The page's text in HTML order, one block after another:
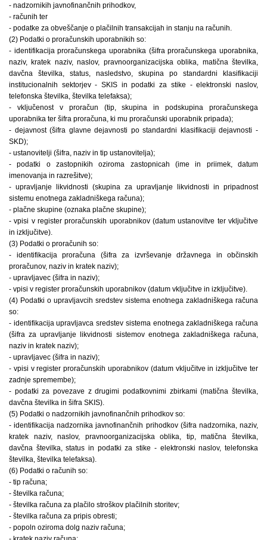
- nadzornikih javnofinančnih prihodkov,
- računih ter
- podatke za obveščanje o plačilnih transakcijah in stanju na računih.
(2) Podatki o proračunskih uporabnikih so:
- identifikacija proračunskega uporabnika (šifra proračunskega uporabnika,
naziv, kratek naziv, naslov, pravnoorganizacijska oblika, matična številka,
davčna številka, status, nasledstvo, skupina po standardni klasifikaciji
institucionalnih sektorjev - SKIS in podatki za stike - elektronski naslov,
telefonska številka, številka telefaksa);
- vključenost v proračun (tip, skupina in podskupina proračunskega
uporabnika ter šifra proračuna, ki mu proračunski uporabnik pripada);
- dejavnost (šifra glavne dejavnosti po standardni klasifikaciji dejavnosti -
SKD);
- ustanovitelji (šifra, naziv in tip ustanovitelja);
- podatki o zastopnikih oziroma zastopnicah (ime in priimek, datum
imenovanja in razrešitve);
- upravljanje likvidnosti (skupina za upravljanje likvidnosti in pripadnost
sistemu enotnega zakladniškega računa);
- plačne skupine (oznaka plačne skupine);
- vpisi v register proračunskih uporabnikov (datum ustanovitve ter vključitve
in izključitve).
(3) Podatki o proračunih so:
- identifikacija proračuna (šifra za izvrševanje državnega in občinskih
proračunov, naziv in kratek naziv);
- upravljavec (šifra in naziv);
- vpisi v register proračunskih uporabnikov (datum vključitve in izključitve).
(4) Podatki o upravljavcih sredstev sistema enotnega zakladniškega računa
so:
- identifikacija upravljavca sredstev sistema enotnega zakladniškega računa
(šifra za upravljanje likvidnosti sistemov enotnega zakladniškega računa,
naziv in kratek naziv);
- upravljavec (šifra in naziv);
- vpisi v register proračunskih uporabnikov (datum vključitve in izključitve ter
zadnje spremembe);
- podatki za povezave z drugimi podatkovnimi zbirkami (matična številka,
davčna številka in šifra SKIS).
(5) Podatki o nadzornikih javnofinančnih prihodkov so:
- identifikacija nadzornika javnofinančnih prihodkov (šifra nadzornika, naziv,
kratek naziv, naslov, pravnoorganizacijska oblika, tip, matična številka,
davčna številka, status in podatki za stike - elektronski naslov, telefonska
številka, številka telefaksa).
(6) Podatki o računih so:
- tip računa;
- številka računa;
- številka računa za plačilo stroškov plačilnih storitev;
- številka računa za pripis obresti;
- popoln oziroma dolg naziv računa;